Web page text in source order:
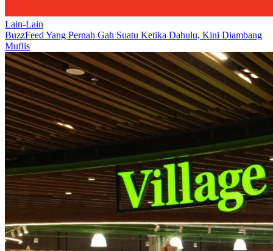
Lain-Lain
BuzzFeed Yang Pernah Gah Suatu Ketika Dahulu, Kini Diambang
Muflis